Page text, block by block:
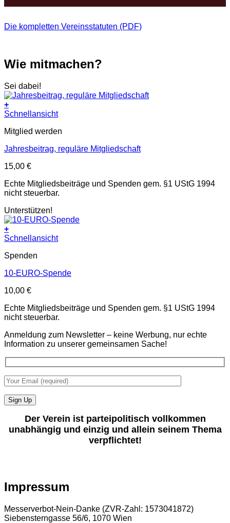
Die kompletten Vereinsstatuten (PDF)
Wie mitmachen?
Sei dabei!
+
Schnellansicht
Mitglied werden
Jahresbeitrag, reguläre Mitgliedschaft
15,00 €
Echte Mitgliedsbeiträge und Spenden gem. §1 UStG 1994
nicht steuerbar.
Unterstützen!
+
Schnellansicht
Spenden
10-EURO-Spende
10,00 €
Echte Mitgliedsbeiträge und Spenden gem. §1 UStG 1994
nicht steuerbar.
Anmeldung zum Newsletter – keine Werbung, nur echte
Information zu unserer gemeinsamen Sache!
Der Verein ist parteipolitisch vollkommen
unabhängig und einzig und allein seinem Thema
verpflichtet!
Impressum
Messerverbot-Nein-Danke (ZVR-Zahl: 1573041872)
Siebensterngasse 56/6, 1070 Wien